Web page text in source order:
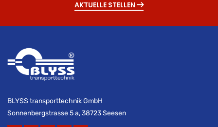
AKTUELLE STELLEN
BLYSS transporttechnik GmbH
Sonnenbergstrasse 5 a, 38723 Seesen